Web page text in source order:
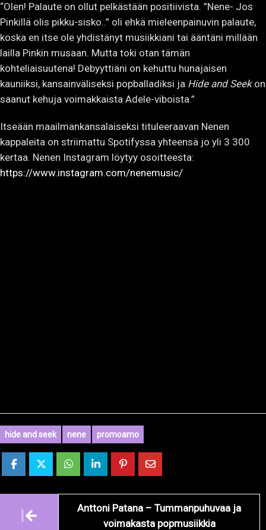
“Olen! Palaute on ollut pelkästään positiivista. ”Nene- Jos
Pinkillä olis pikku-sisko..” oli ehkä mieleenpainuvin palaute,
koska en itse ole yhdistänyt musiikkiani tai ääntäni millään
lailla Pinkin musaan. Mutta toki otan tämän
kohteliaisuutena! Debyyttiäni on kehuttu hunajaisen
kauniiksi, kansainväliseksi popballadiksi ja Hide and Seekon
saanut kehuja voimakkaista Adele-viboista.”
Itseään maailmankansalaiseksi tituleeraavan Nenen
kappaleita on striimattu Spotifyssa yhteensä jo yli 3 300
kertaa. Nenen Instagram löytyy osoitteesta:
https://www.instagram.com/nenemusic/
hide and seek nene promoamo
navigointi
Anttoni Patana – Tummanpuhuvaa ja
voimakasta popmusiikkia